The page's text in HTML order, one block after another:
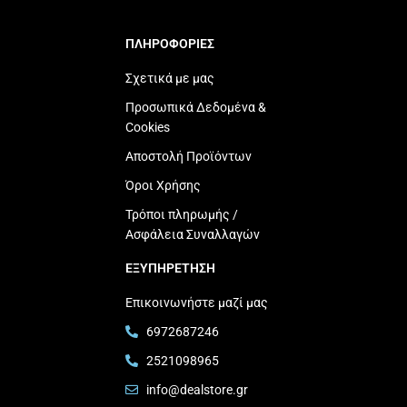
ΠΛΗΡΟΦΟΡΙΕΣ
Σχετικά με μας
Προσωπικά Δεδομένα &
Cookies
Αποστολή Προϊόντων
Όροι Χρήσης
Τρόποι πληρωμής /
Ασφάλεια Συναλλαγών
ΕΞΥΠΗΡΕΤΗΣΗ
Επικοινωνήστε μαζί μας
6972687246
2521098965
info@dealstore.gr